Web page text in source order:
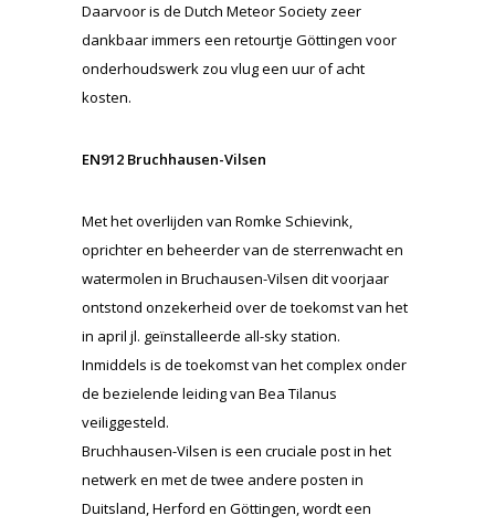
Daarvoor is de Dutch Meteor Society zeer
dankbaar immers een retourtje Göttingen voor
onderhoudswerk zou vlug een uur of acht
kosten.
EN912 Bruchhausen-Vilsen
Met het overlijden van Romke Schievink,
oprichter en beheerder van de sterrenwacht en
watermolen in Bruchausen-Vilsen dit voorjaar
ontstond onzekerheid over de toekomst van het
in april jl. geïnstalleerde all-sky station.
Inmiddels is de toekomst van het complex onder
de bezielende leiding van Bea Tilanus
veiliggesteld.
Bruchhausen-Vilsen is een cruciale post in het
netwerk en met de twee andere posten in
Duitsland, Herford en Göttingen, wordt een